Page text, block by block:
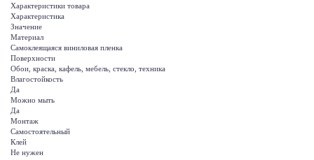
Характеристики товара
Характеристика
Значение
Материал
Самоклеящаяся виниловая пленка
Поверхности
Обои, краска, кафель, мебель, стекло, техника
Влагостойкость
Да
Можно мыть
Да
Монтаж
Самостоятельный
Клей
Не нужен